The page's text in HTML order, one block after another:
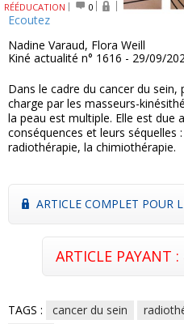
RÉÉDUCATION 0
Ecoutez
Nadine Varaud, Flora Weill
Kiné actualité n° 1616 - 29/09/
Dans le cadre du cancer du
charge par les masseurs-
la peau est multiple. Elle est due
conséquences et leurs séquelles
radiothérapie, la chimiothérapie.
ARTICLE COMPLET POUR
ARTICLE PAYANT
TAGS : cancer du sein